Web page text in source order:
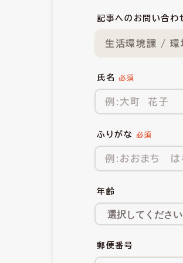
記事へのお問い合わ
生活環境課 / 環
氏名
ふりがな
年齢
郵便番号